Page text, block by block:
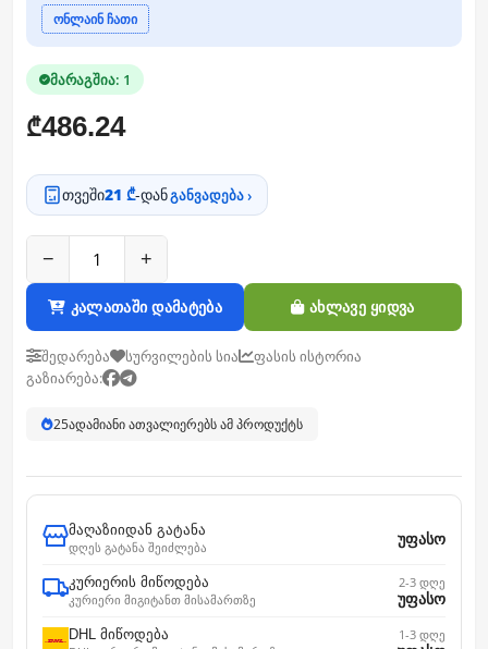
ონლაინ ჩათი
მარაგშია: 1
₾486.24
თვეში21 ₾-დანგანვადება ›
− +
კალათაში დამატება ახლავე ყიდვა
შედარება სურვილების სია
ფასის ისტორია
გაზიარება:
25ადამიანი ათვალიერებს ამ პროდუქტს
მაღაზიიდან გატანა
დღეს გატანა შეიძლება
უფასო
კურიერის მიწოდება
კურიერი მიგიტანთ მისამართზე
2-3 დღე
უფასო
DHL მიწოდება
1-3 დღე